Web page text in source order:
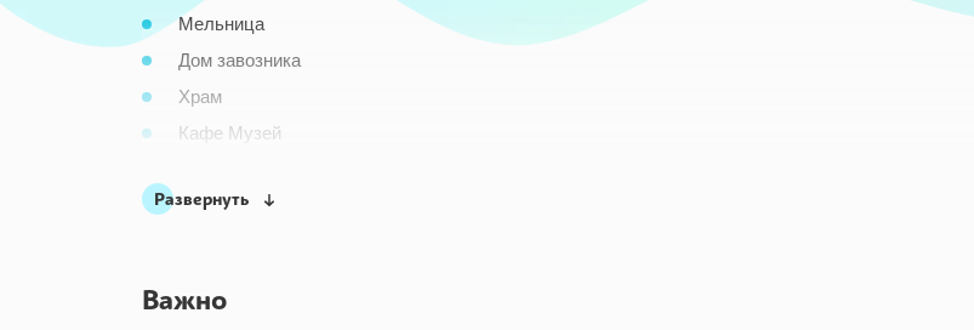
Мельница
Дом завозника
Храм
Кафе Музей
Птичий двор
Мастерская деревообработки
Развернуть
Важно